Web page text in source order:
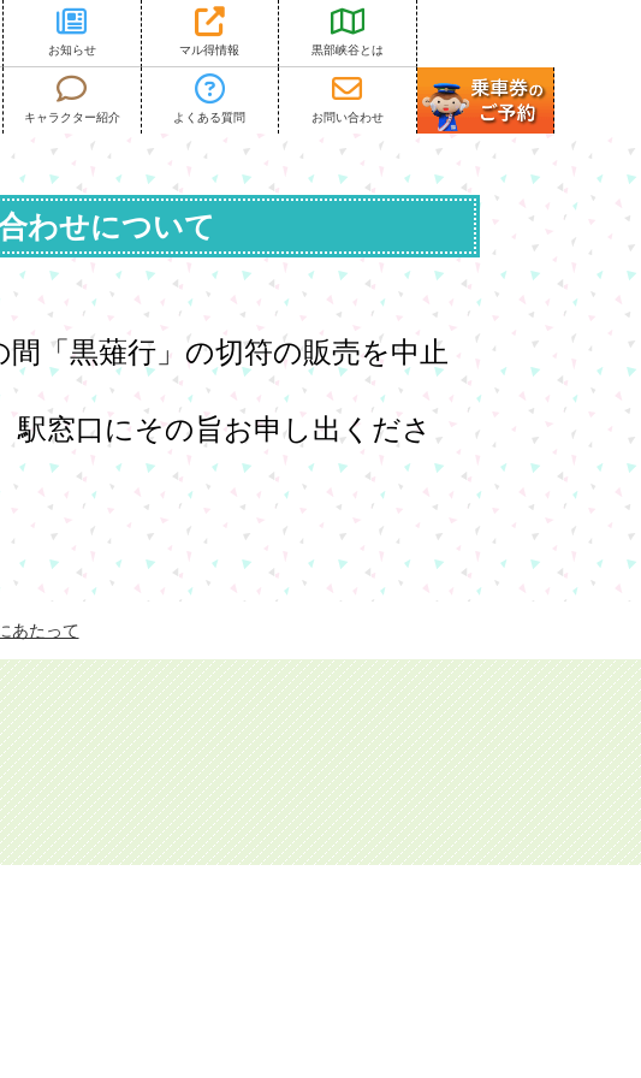
お知らせ マル得情報 黒部峡谷とは
キャラクター紹介 よくある質問 お問い合わせ
わせについて
間 「黒薙行」の切符の販売を中止
駅窓口にその旨お申し出くださ
あたって